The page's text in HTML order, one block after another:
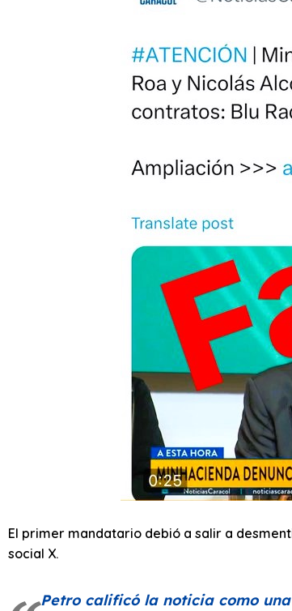
El primer mandatario debió a salir a
social X.
Petro calificó la noticia como una